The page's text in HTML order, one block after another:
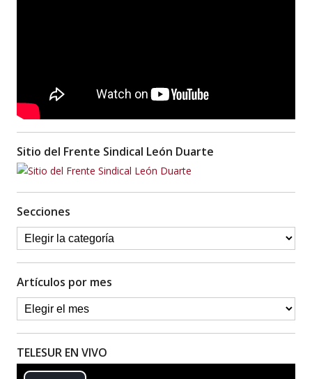
Sitio del Frente Sindical León Duarte
Secciones
Artículos por mes
TELESUR EN VIVO